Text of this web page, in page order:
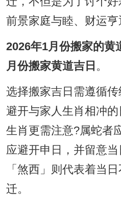
前景家庭与睦、财运亨
2026年1月份搬家的黄
月份搬家黄道吉日 。
选择搬家吉日需遵循
避开与家人生肖相冲
生肖更需注意?属蛇者
应避开申日，并留意
「煞西」则代表着当
迁。